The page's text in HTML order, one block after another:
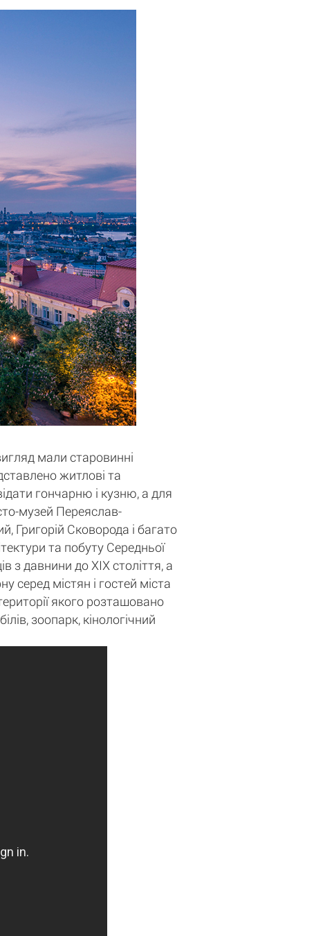
мали старовинні
житлові та
гончарню і кузню, а для
музей Переяслав-
Григорій Сковорода і багато
та побуту Середньої
з давнини до XIX століття, а
серед містян і гостей міста
якого розташовано
зоопарк, кінологічний